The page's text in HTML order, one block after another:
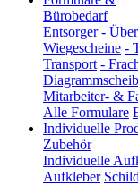
Bürobedarf
Entsorger -
Wiegescheine -
Transport -
Mitarbeiter- &
Alle Formulare
Individuelle
Zubehör
Individuelle
Aufkleber